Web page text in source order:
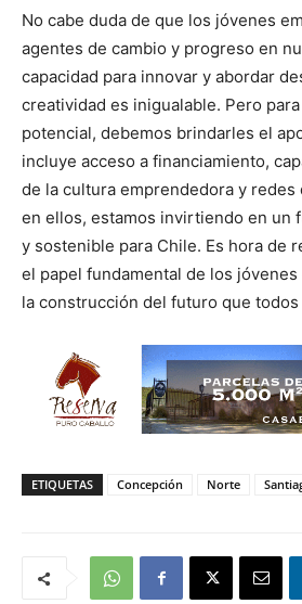
No cabe duda de que los jóvenes
agentes de cambio y progreso en
capacidad para innovar y abordar
creatividad es inigualable. Pero
potencial, debemos brindarles el
incluye acceso a financiamiento,
de la cultura emprendedora y
en ellos, estamos invirtiendo en un
y sostenible para Chile. Es hora de
el papel fundamental de los
la construcción del futuro que todos
ETIQUETAS Concepción Norte